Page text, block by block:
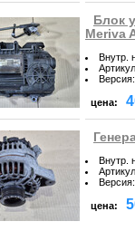
Блок
Meriva
Внутр.
Артикул
Версия:
цена:
Внутр.
Артикул
Версия:
цена: